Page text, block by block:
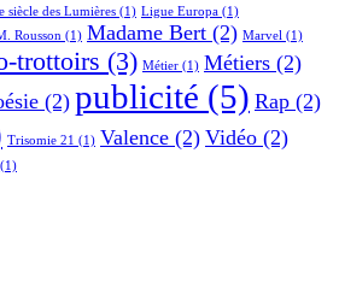
siècle des Lumières (1) Ligue Europa (1)
Rousson (1) Madame Bert (2) Marvel (1)
trottoirs (3) Métier (1) Métiers (2)
(2) publicité (5) Rap (2)
Trisomie 21 (1) Valence (2) Vidéo (2)
(1)